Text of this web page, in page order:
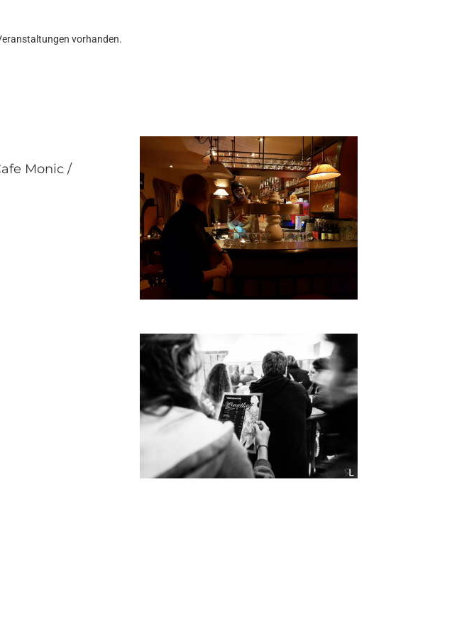
vorhanden.
Monic /